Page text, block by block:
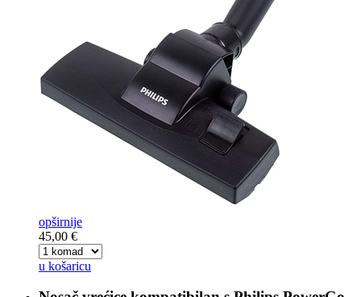
opširnije
45,00 €
u košaricu